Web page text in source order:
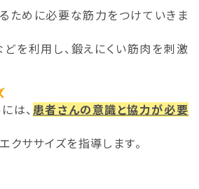
ために必要な筋力をつけていきま
を利用し、鍛えにくい筋肉を刺激
は、 患者さんの意識と協力が必要
クササイズを指導します。